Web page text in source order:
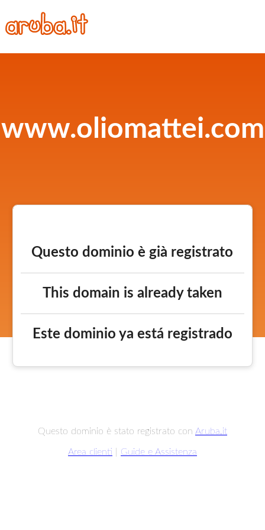
www.oliomattei.com
Questo dominio è già registrato
This domain is already taken
Este dominio ya está registrado
Questo dominio è stato registrato con Aruba.it
Area clienti Guide e Assistenza